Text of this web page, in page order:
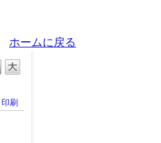
ホームに戻る
印刷